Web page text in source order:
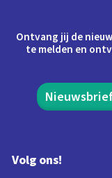
Ontvang jij de
te melden en
Volg ons!